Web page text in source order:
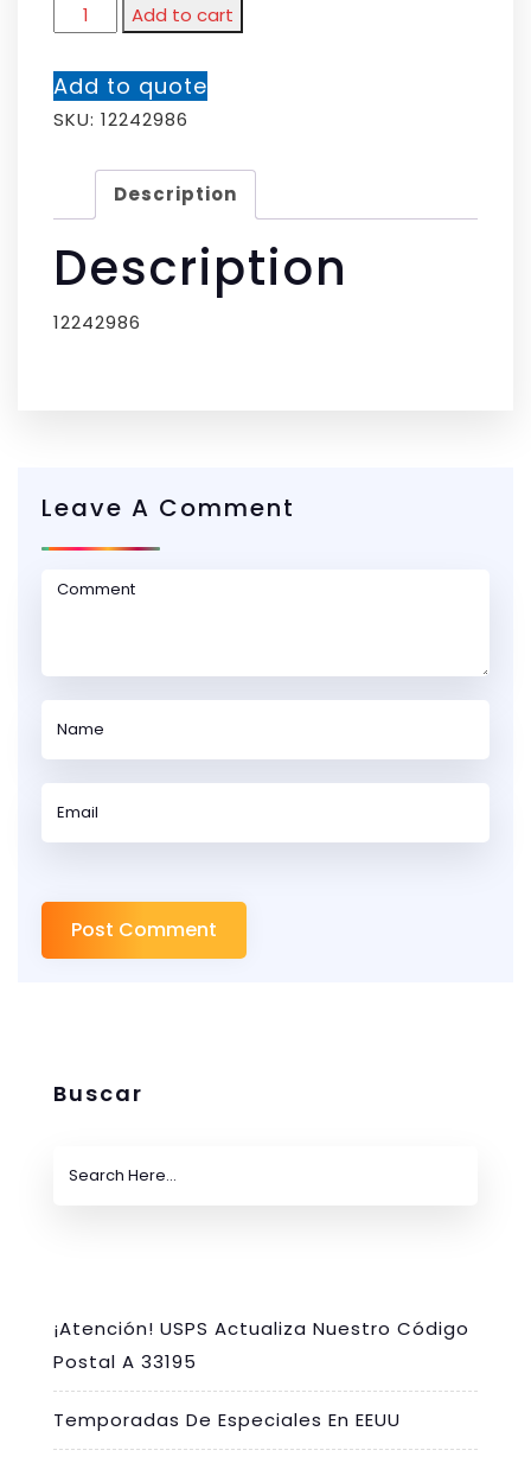
Add to cart
Add to quote
SKU: 12242986
Description
Description
12242986
Leave A Comment
Buscar
¡Atención! USPS Actualiza Nuestro Código
Postal A 33195
Temporadas De Especiales En EEUU